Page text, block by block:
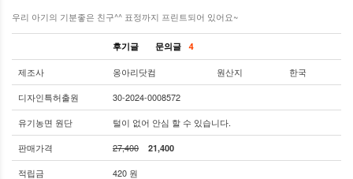
우리 아기의 기분좋은 친구^^ 표정까지 프린트되어 있어요~
후기글 문의글 4
제조사 옹아리닷컴 원산지
한국
디자인특허출원
30-2024-0008572
유기농면 원단
털이 없어 안심 할 수 있습니다.
판매가격
27,400 21,400
적립금 420 원